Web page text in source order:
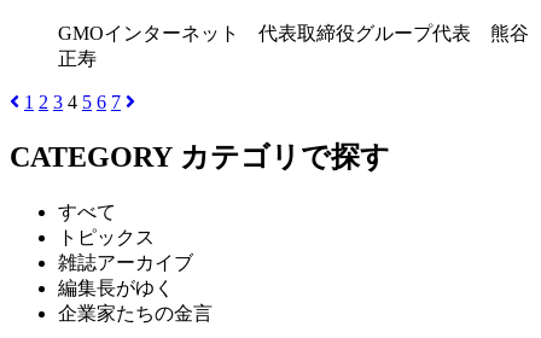
GMOインターネット 代表取締役グループ代表 熊谷
正寿
1 2 3 4 5 6 7
CATEGORY カテゴリで探す
すべて
トピックス
雑誌アーカイブ
編集長がゆく
企業家たちの金言